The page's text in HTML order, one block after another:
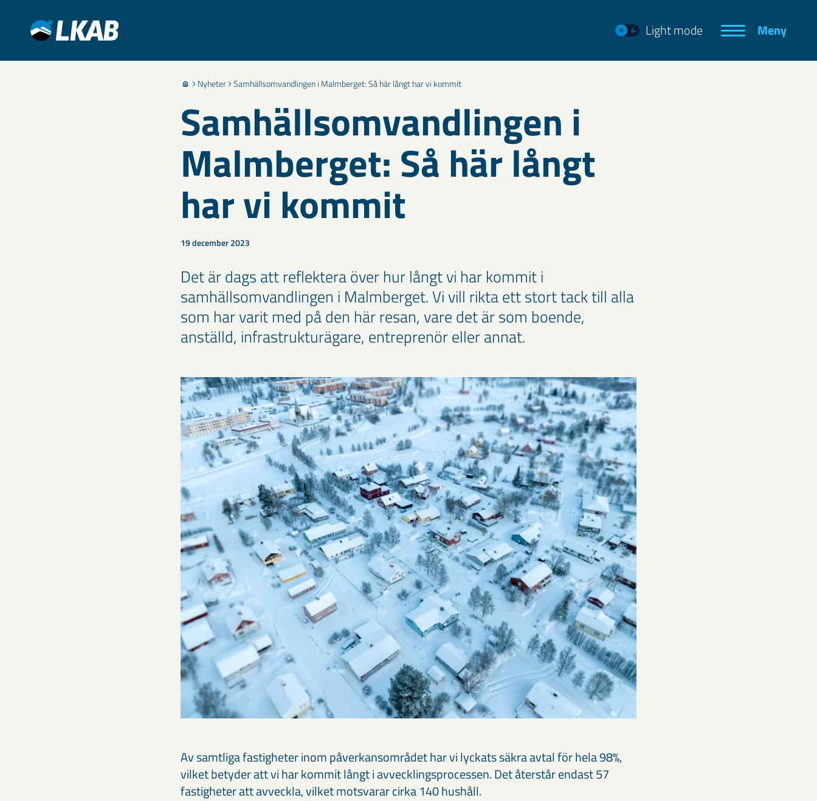
Light mode Meny
Nyheter Samhällsomvandlingen i Malmberget: Så här långt har vi kommit
Samhällsomvandlingen i
Malmberget: Så här långt
har vi kommit
19 december 2023
Det är dags att reflektera över hur långt vi har kommit i
samhällsomvandlingen i Malmberget. Vi vill rikta ett stort tack till alla
som har varit med på den här resan, vare det är som boende,
anställd, infrastrukturägare, entreprenör eller annat.
Av samtliga fastigheter inom påverkansområdet har vi lyckats säkra avtal för hela 98%,
vilket betyder att vi har kommit långt i avvecklingsprocessen. Det återstår endast 57
fastigheter att avveckla, vilket motsvarar cirka 140 hushåll.